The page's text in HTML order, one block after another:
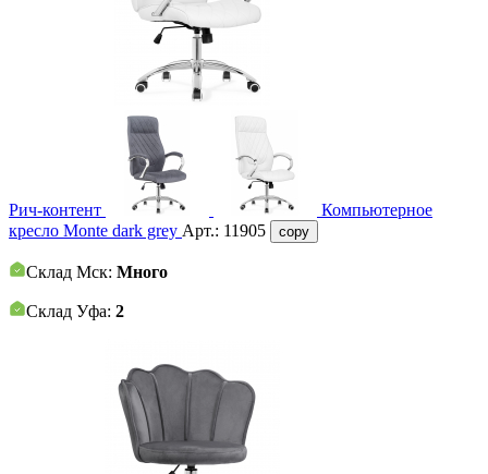
Рич-контент
Компьютерное
кресло Monte dark grey Арт.: 11905 copy
Склад Мск: Много
Склад Уфа: 2